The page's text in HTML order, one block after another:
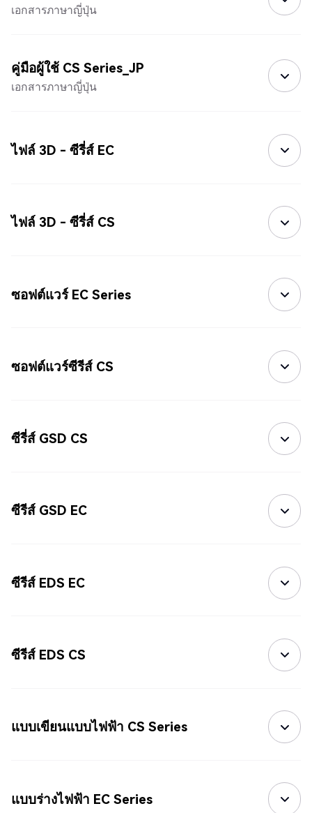
เอกสารภาษาญี่ปุ่น
คู่มือผู้ใช้ CS Series_JP
เอกสารภาษาญี่ปุ่น
ไฟล์ 3D - ซีรี่ส์ EC
ไฟล์ 3D - ซีรี่ส์ CS
ซอฟต์แวร์ EC Series
ซอฟต์แวร์ซีรีส์ CS
ซีรี่ส์ GSD CS
ซีรีส์ GSD EC
ซีรีส์ EDS EC
ซีรีส์ EDS CS
แบบเขียนแบบไฟฟ้า CS Series
แบบร่างไฟฟ้า EC Series